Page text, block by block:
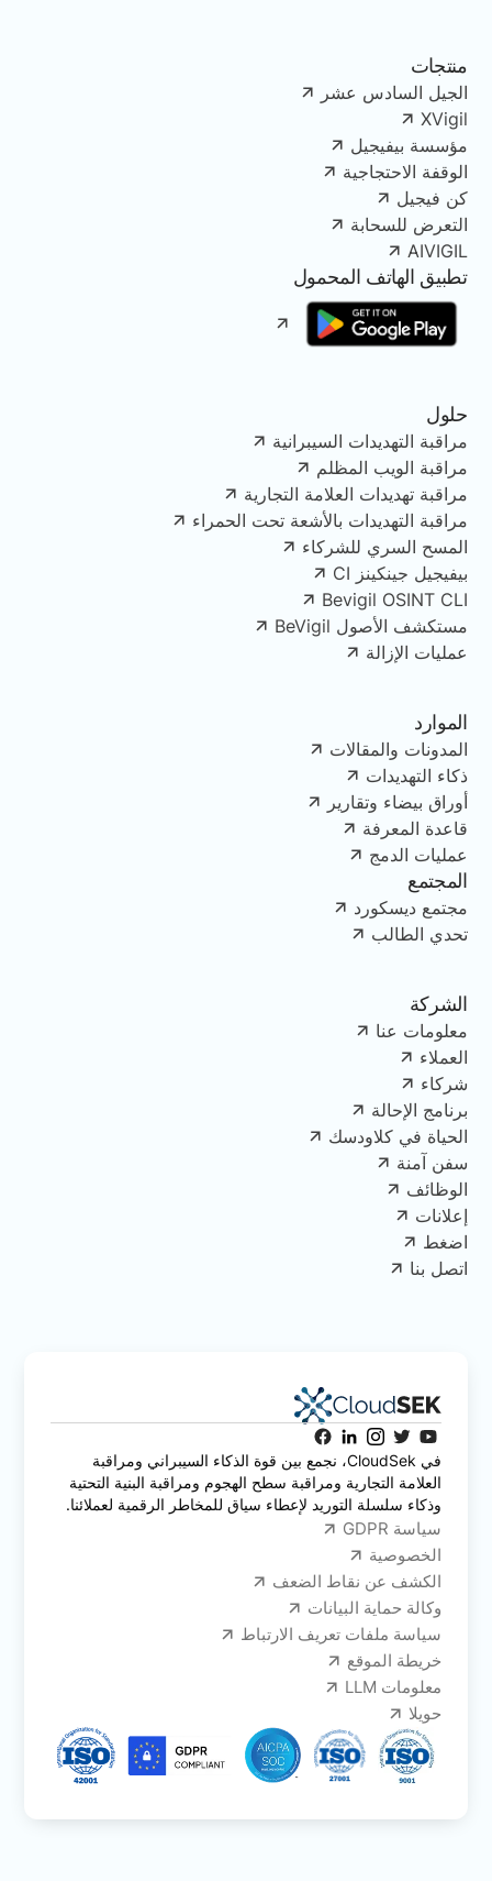
منتجات
الجيل السادس عشر
XVigil
مؤسسة بيفيجيل
الوقفة الاحتجاجية
كن فيجيل
التعرض للسحابة
AIVIGIL
تطبيق الهاتف المحمول
حلول
مراقبة التهديدات السيبرانية
مراقبة الويب المظلم
مراقبة تهديدات العلامة التجارية
مراقبة التهديدات بالأشعة تحت الحمراء
المسح السري للشركاء
بيفيجيل جينكينز CI
Bevigil OSINT CLI
مستكشف الأصول BeVigil
عمليات الإزالة
الموارد
المدونات والمقالات
ذكاء التهديدات
أوراق بيضاء وتقارير
قاعدة المعرفة
عمليات الدمج
المجتمع
مجتمع ديسكورد
تحدي الطالب
الشركة
معلومات عنا
العملاء
شركاء
برنامج الإحالة
الحياة في كلاودسك
سفن آمنة
الوظائف
إعلانات
اضغط
اتصل بنا
في CloudSek، نجمع بين قوة الذكاء السيبراني ومراقبة
العلامة التجارية ومراقبة سطح الهجوم ومراقبة البنية التحتية
وذكاء سلسلة التوريد لإعطاء سياق للمخاطر الرقمية لعملائنا.
سياسة GDPR
الخصوصية
الكشف عن نقاط الضعف
وكالة حماية البيانات
سياسة ملفات تعريف الارتباط
خريطة الموقع
معلومات LLM
حويلا